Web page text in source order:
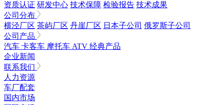
资质认证 研发中心 技术保障 检验报告 技术成果
公司分布
横泾厂区 茶屿厂区 丹崖厂区 日本子公司 俄罗斯子公司
公司产品
汽车 卡客车 摩托车 ATV 经典产品
企业新闻
联系我们
人力资源
车厂配套
国内市场